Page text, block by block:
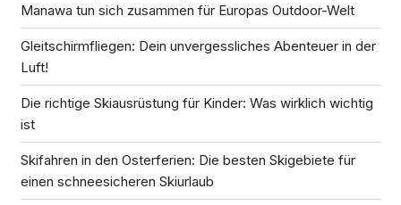
Manawa tun sich zusammen für Europas Outdoor-Welt
Gleitschirmfliegen: Dein unvergessliches Abenteuer in der
Luft!
Die richtige Skiausrüstung für Kinder: Was wirklich wichtig
ist
Skifahren in den Osterferien: Die besten Skigebiete für
einen schneesicheren Skiurlaub